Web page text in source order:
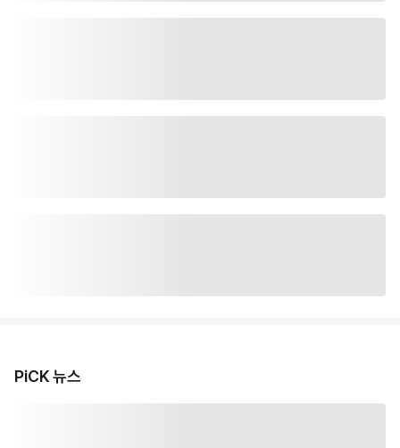
PiCK 뉴스